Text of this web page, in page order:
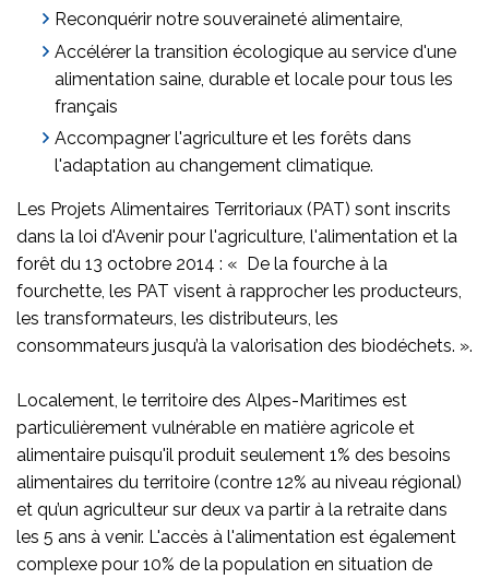
Reconquérir notre souveraineté alimentaire,
Accélérer la transition écologique au service d'une
alimentation saine, durable et locale pour tous les
français
Accompagner l'agriculture et les forêts dans
l'adaptation au changement climatique.
Les Projets Alimentaires Territoriaux (PAT) sont inscrits
dans la loi d'Avenir pour l'agriculture, l'alimentation et la
forêt du 13 octobre 2014 : « De la fourche à la
fourchette, les PAT visent à rapprocher les producteurs,
les transformateurs, les distributeurs, les
consommateurs jusqu’à la valorisation des biodéchets. ».
Localement, le territoire des Alpes-Maritimes est
particulièrement vulnérable en matière agricole et
alimentaire puisqu'il produit seulement 1% des besoins
alimentaires du territoire (contre 12% au niveau régional)
et qu’un agriculteur sur deux va partir à la retraite dans
les 5 ans à venir. L'accès à l'alimentation est également
complexe pour 10% de la population en situation de